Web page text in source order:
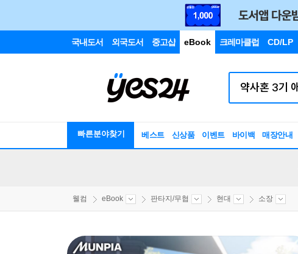
국내도서 외국도서 중고샵 eBook 크레마클럽 CD/LP
빠른분야찾기 베스트 신상품 이벤트 바이백 매장안내
웰컴 eBook 판타지/무협 현대 소장